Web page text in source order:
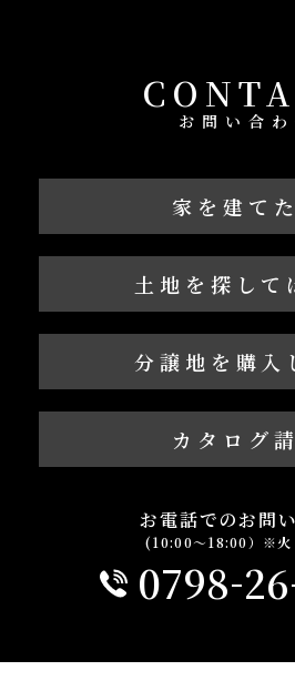
お問い合わ
家を建て
土地を探して
分譲地を購入
カタログ
お電話でのお問
(10:00～18:00）※火
0798-26